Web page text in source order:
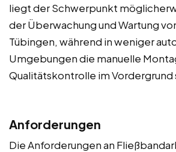
liegt der Schwerpunkt
der Überwachung und Wartung
Tübingen, während in weniger
Umgebungen die manuelle
Qualitätskontrolle im Vordergrund
Anforderungen
Die Anforderungen an